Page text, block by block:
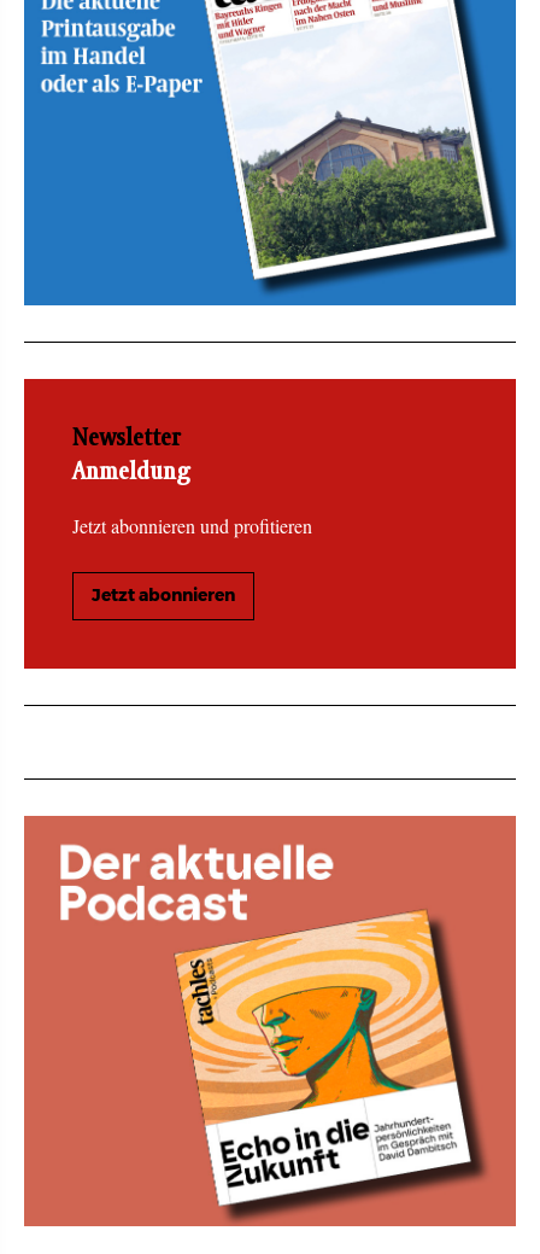
Newsletter
Anmeldung
Jetzt abonnieren und profitieren
Jetzt abonnieren